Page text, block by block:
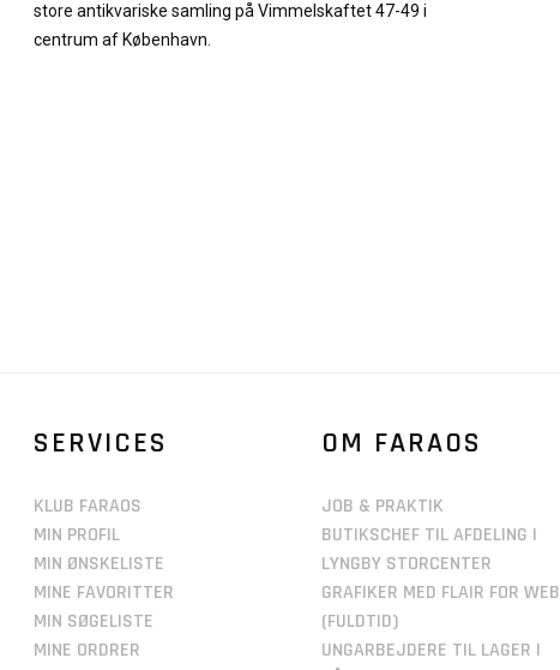
store antikvariske samling på Vimmelskaftet 47-49 i
centrum af København.
SERVICES
KLUB FARAOS
MIN PROFIL
MIN ØNSKELISTE
MINE FAVORITTER
MIN SØGELISTE
MINE ORDRER
OM FARAOS
JOB & PRAKTIK
BUTIKSCHEF TIL AFDELING I
LYNGBY STORCENTER
GRAFIKER MED FLAIR FOR WEB
(FULDTID)
UNGARBEJDERE TIL LAGER I